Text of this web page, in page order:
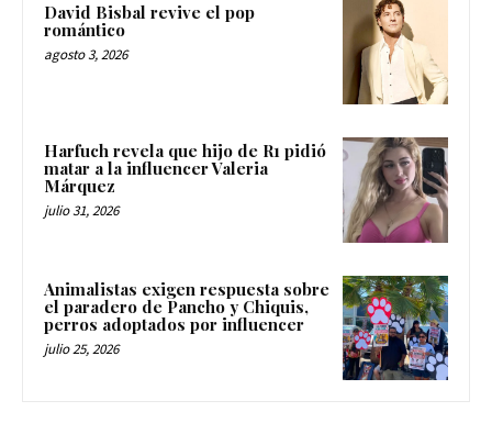
David Bisbal revive el pop
romántico
agosto 3, 2026
Harfuch revela que hijo de R1 pidió
matar a la influencer Valeria
Márquez
julio 31, 2026
Animalistas exigen respuesta sobre
el paradero de Pancho y Chiquis,
perros adoptados por influencer
julio 25, 2026